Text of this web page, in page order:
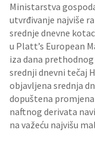
Ministarstva
utvrđivanje najviše
srednje dnevne
u Platt’s European
iza dana
srednji dnevni tečaj
objavljena srednja
dopuštena
naftnog derivata
na važeću najvišu